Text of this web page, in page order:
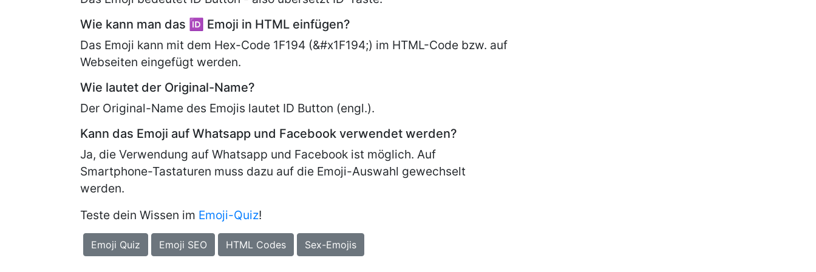
Wie kann man das 🆔 Emoji in HTML einfügen?
Das Emoji kann mit dem Hex-Code 1F194 (&#x1F194;) im HTML-Code bzw. auf
Webseiten eingefügt werden.
Wie lautet der Original-Name?
Der Original-Name des Emojis lautet ID Button (engl.).
Kann das Emoji auf Whatsapp und Facebook verwendet werden?
Ja, die Verwendung auf Whatsapp und Facebook ist möglich. Auf
Smartphone-Tastaturen muss dazu auf die Emoji-Auswahl gewechselt
werden.
Teste dein Wissen im Emoji-Quiz!
Emoji Quiz Emoji SEO HTML Codes Sex-Emojis